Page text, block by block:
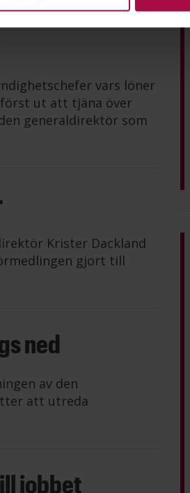
Försvarsmakten, Migrationsverket
vars löner
först ut att tjäna över
generaldirektör som
Krister Dackland
gjort till
ned
av den
att utreda
jobbet